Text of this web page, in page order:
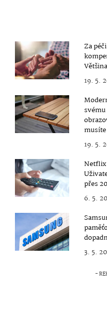
Za
19. 5.
19. 5.
Netflix
přes
6. 5.
3. 5.